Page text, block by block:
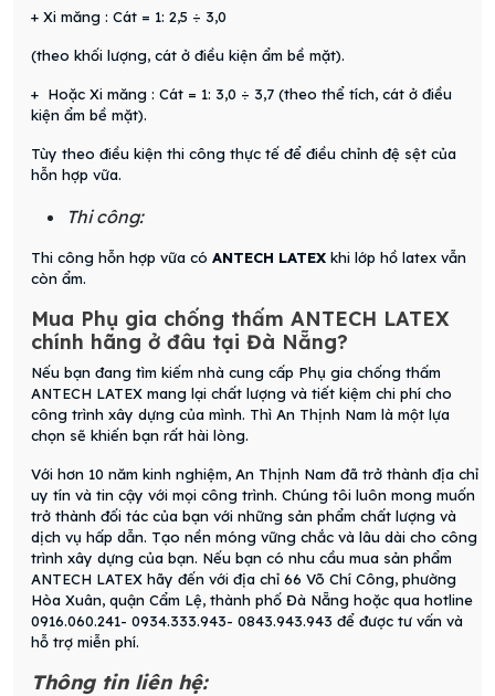
+ Xi măng : Cát = 1: 2,5 ÷ 3,0
(theo khối lượng, cát ở điều kiện ẩm bề mặt).
+ Hoặc Xi măng : Cát = 1: 3,0 ÷ 3,7 (theo thể tích, cát ở điều
kiện ẩm bề mặt).
Tùy theo điều kiện thi công thực tế để điều chỉnh đệ sệt của
hỗn hợp vữa.
Thi công:
Thi công hỗn hợp vữa có ANTECH LATEX khi lớp hồ latex vẫn
còn ẩm.
Mua Phụ gia chống thấm ANTECH LATEX
chính hãng ở đâu tại Đà Nẵng?
Nếu bạn đang tìm kiếm nhà cung cấp Phụ gia chống thấm
ANTECH LATEX mang lại chất lượng và tiết kiệm chi phí cho
công trình xây dựng của mình. Thì An Thịnh Nam là một lựa
chọn sẽ khiến bạn rất hài lòng.
Với hơn 10 năm kinh nghiệm, An Thịnh Nam đã trở thành địa chỉ
uy tín và tin cậy với mọi công trình. Chúng tôi luôn mong muốn
trở thành đối tác của bạn với những sản phẩm chất lượng và
dịch vụ hấp dẫn. Tạo nền móng vững chắc và lâu dài cho công
trình xây dựng của bạn. Nếu bạn có nhu cầu mua sản phẩm
ANTECH LATEX hãy đến với địa chỉ 66 Võ Chí Công, phường
Hòa Xuân, quận Cẩm Lệ, thành phố Đà Nẵng hoặc qua hotline
0916.060.241- 0934.333.943- 0843.943.943 để được tư vấn và
hỗ trợ miễn phí.
Thông tin liên hệ: